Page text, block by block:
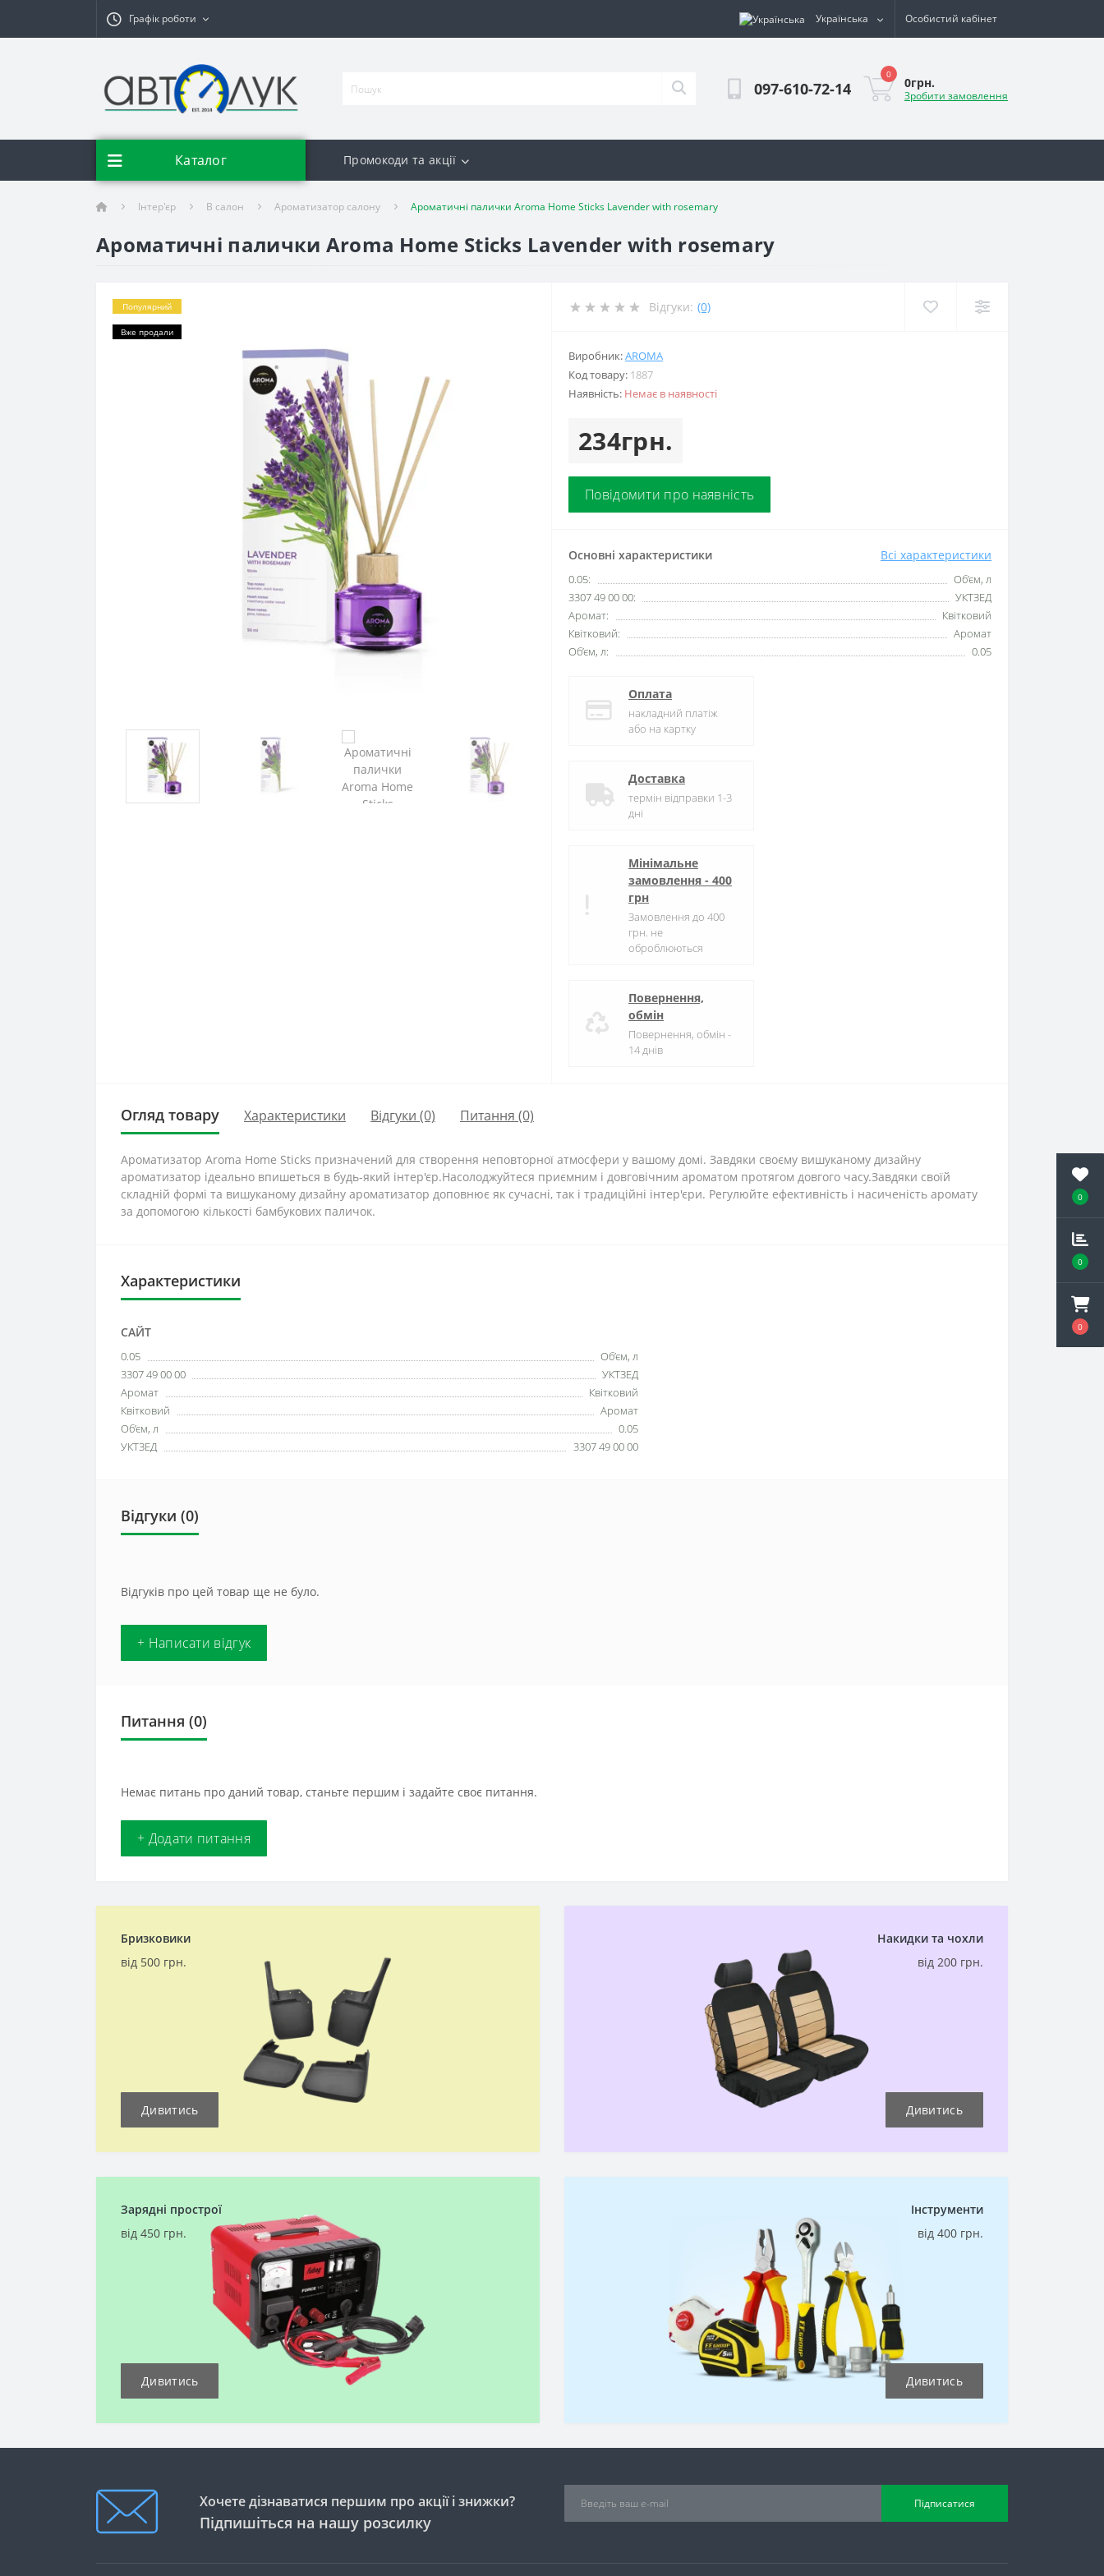
0
0
0
Графік роботи Українська Особистий кабінет
097-610-72-14
0
0грн.
Зробити замовлення
Каталог Промокоди та акції
Інтер'єр В салон Ароматизатор салону Ароматичні палички Aroma Home Sticks Lavender with rosemary
Ароматичні палички Aroma Home Sticks Lavender with rosemary
Популярний
Вже продали
Відгуки: (0)
Виробник:AROMA
Код товару: 1887
Наявність: Немає в наявності
234грн.
Повідомити про наявність
Основні характеристики Всі характеристики
0.05:
Об’єм, л
3307 49 00 00:
УКТЗЕД
Аромат:
Квітковий
Квітковий:
Аромат
Об’єм, л:
0.05
Оплата
накладний платіж
або на картку
Доставка
термін відправки 1-3
дні
Мінімальне
замовлення - 400
грн
Замовлення до 400
грн. не
оброблюються
Повернення,
обмін
Повернення, обмін -
14 днів
Огляд товару Характеристики Відгуки (0) Питання (0)
Ароматизатор Aroma Home Sticks призначений для створення неповторної атмосфери у вашому домі. Завдяки своєму вишуканому дизайну
ароматизатор ідеально впишеться в будь-який інтер'єр.Насолоджуйтеся приємним і довговічним ароматом протягом довгого часу.Завдяки своїй
складній формі та вишуканому дизайну ароматизатор доповнює як сучасні, так і традиційні інтер'єри. Регулюйте ефективність і насиченість аромату
за допомогою кількості бамбукових паличок.
Характеристики
САЙТ
0.05
Об’єм, л
3307 49 00 00
УКТЗЕД
Аромат
Квітковий
Квітковий
Аромат
Об’єм, л
0.05
УКТЗЕД
3307 49 00 00
Відгуки (0)
Відгуків про цей товар ще не було.
+ Написати відгук
Питання (0)
Немає питань про даний товар, станьте першим і задайте своє питання.
+ Додати питання
Бризковики
від 500 грн.
Дивитись
Накидки та чохли
від 200 грн.
Дивитись
Зарядні прострої
від 450 грн.
Дивитись
Інструменти
від 400 грн.
Дивитись
Хочете дізнаватися першим про акції і знижки?
Підпишіться на нашу розсилку
Підписатися